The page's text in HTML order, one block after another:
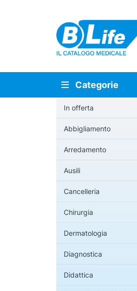
Vai al contenuto principale
Categorie
In offerta
Abbigliamento
Arredamento
Ausili
Cancelleria
Chirurgia
Dermatologia
Diagnostica
Didattica